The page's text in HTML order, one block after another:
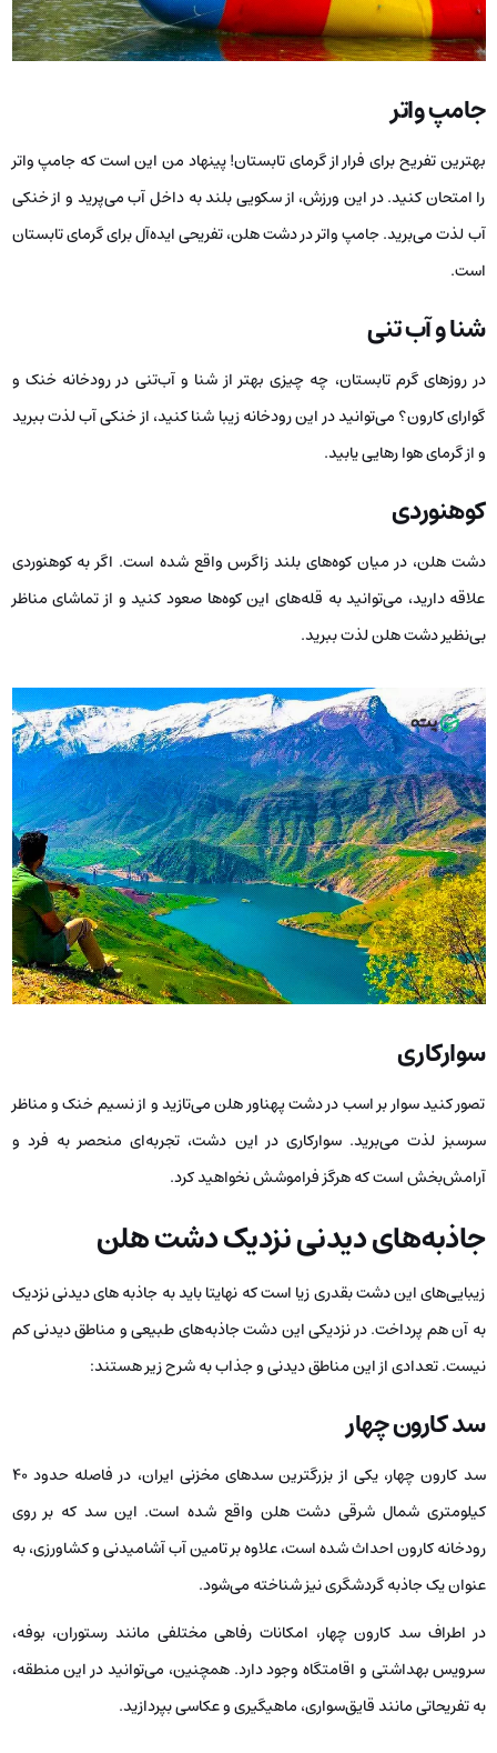
جامپ واتر
بهترین تفریح برای فرار از گرمای تابستان! پینهاد من این است که جامپ واتر
را امتحان کنید. در این ورزش، از سکویی بلند به داخل آب می‌پرید و از خنکی
آب لذت می‌برید. جامپ واتر در دشت هلن، تفریحی ایده‌آل برای گرمای تابستان
است.
شنا و آب‌ تنی
در روزهای گرم تابستان، چه چیزی بهتر از شنا و آب‌تنی در رودخانه خنک و
گوارای کارون؟ می‌توانید در این رودخانه زیبا شنا کنید، از خنکی آب لذت ببرید
و از گرمای هوا رهایی یابید.
کوهنوردی
دشت هلن، در میان کوه‌های بلند زاگرس واقع شده است. اگر به کوهنوردی
علاقه دارید، می‌توانید به قله‌های این کوه‌ها صعود کنید و از تماشای مناظر
بی‌نظیر دشت هلن لذت ببرید.
سوارکاری
تصور کنید سوار بر اسب در دشت پهناور هلن می‌تازید و از نسیم خنک و مناظر
سرسبز لذت می‌برید. سوارکاری در این دشت، تجربه‌ای منحصر به فرد و
آرامش‌بخش است که هرگز فراموشش نخواهید کرد.
جاذبه‌های دیدنی نزدیک دشت هلن
زیبایی‌های این دشت بقدری زیا است که نهایتا باید به جاذبه ‌های دیدنی نزدیک
به آن هم پرداخت. در نزدیکی این دشت جاذبه‌های طبیعی و مناطق دیدنی کم
نیست. تعدادی از این مناطق دیدنی و جذاب به شرح زیر هستند:
سد کارون چهار
سد کارون چهار، یکی از بزرگترین سدهای مخزنی ایران، در فاصله حدود 40
کیلومتری شمال شرقی دشت هلن واقع شده است. این سد که بر روی
رودخانه کارون احداث شده است، علاوه بر تامین آب آشامیدنی و کشاورزی، به
عنوان یک جاذبه گردشگری نیز شناخته می‌شود.
در اطراف سد کارون چهار، امکانات رفاهی مختلفی مانند رستوران، بوفه،
سرویس بهداشتی و اقامتگاه وجود دارد. همچنین، می‌توانید در این منطقه،
به تفریحاتی مانند قایق‌سواری، ماهیگیری و عکاسی بپردازید.